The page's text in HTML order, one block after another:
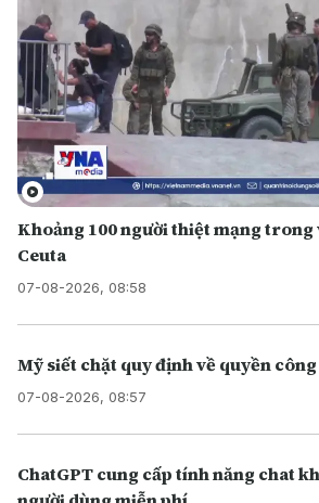
Khoảng 100 người thiệt mạng trong
Ceuta
07-08-2026, 08:58
Mỹ siết chặt quy định về quyền
07-08-2026, 08:57
ChatGPT cung cấp tính năng chat